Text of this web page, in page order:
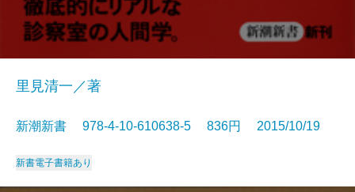
里見清一／著
新潮新書 978-4-10-610638-5 836円 2015/10/19
新書電子書籍あり